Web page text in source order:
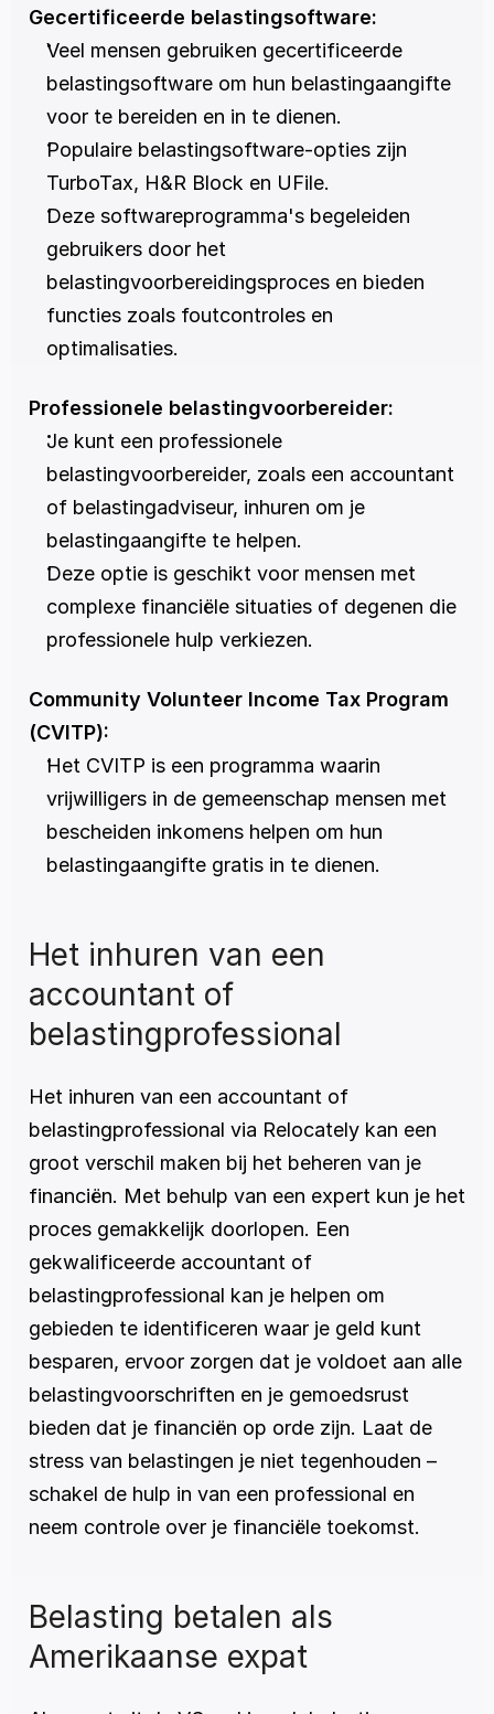
Gecertificeerde belastingsoftware:
Veel mensen gebruiken gecertificeerde
belastingsoftware om hun belastingaangifte
voor te bereiden en in te dienen.
Populaire belastingsoftware-opties zijn
TurboTax, H&R Block en UFile.
Deze softwareprogramma's begeleiden
gebruikers door het
belastingvoorbereidingsproces en bieden
functies zoals foutcontroles en
optimalisaties.
Professionele belastingvoorbereider:
Je kunt een professionele
belastingvoorbereider, zoals een accountant
of belastingadviseur, inhuren om je
belastingaangifte te helpen.
Deze optie is geschikt voor mensen met
complexe financiële situaties of degenen die
professionele hulp verkiezen.
Community Volunteer Income Tax Program
(CVITP):
Het CVITP is een programma waarin
vrijwilligers in de gemeenschap mensen met
bescheiden inkomens helpen om hun
belastingaangifte gratis in te dienen.
Het inhuren van een
accountant of
belastingprofessional
Het inhuren van een accountant of
belastingprofessional via Relocately kan een
groot verschil maken bij het beheren van je
financiën. Met behulp van een expert kun je het
proces gemakkelijk doorlopen. Een
gekwalificeerde accountant of
belastingprofessional kan je helpen om
gebieden te identificeren waar je geld kunt
besparen, ervoor zorgen dat je voldoet aan alle
belastingvoorschriften en je gemoedsrust
bieden dat je financiën op orde zijn. Laat de
stress van belastingen je niet tegenhouden –
schakel de hulp in van een professional en
neem controle over je financiële toekomst.
Belasting betalen als
Amerikaanse expat